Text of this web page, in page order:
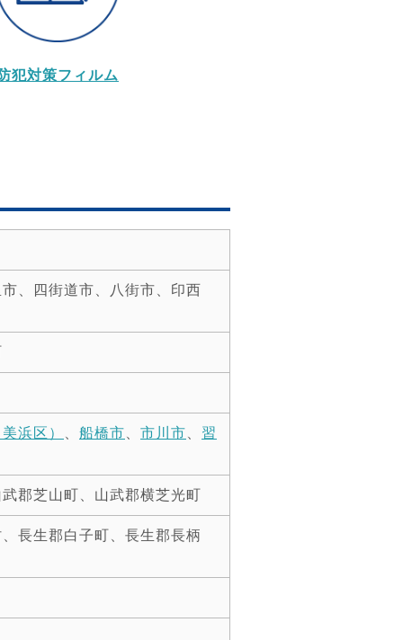
防犯対策フィルム
、四街道市、八街市、印西
浜区） 船橋市 市川市
習
郡芝山町、山武郡横芝光町
長生郡白子町、長生郡長柄